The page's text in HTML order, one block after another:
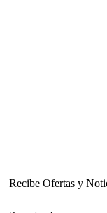
Recibe Ofertas y